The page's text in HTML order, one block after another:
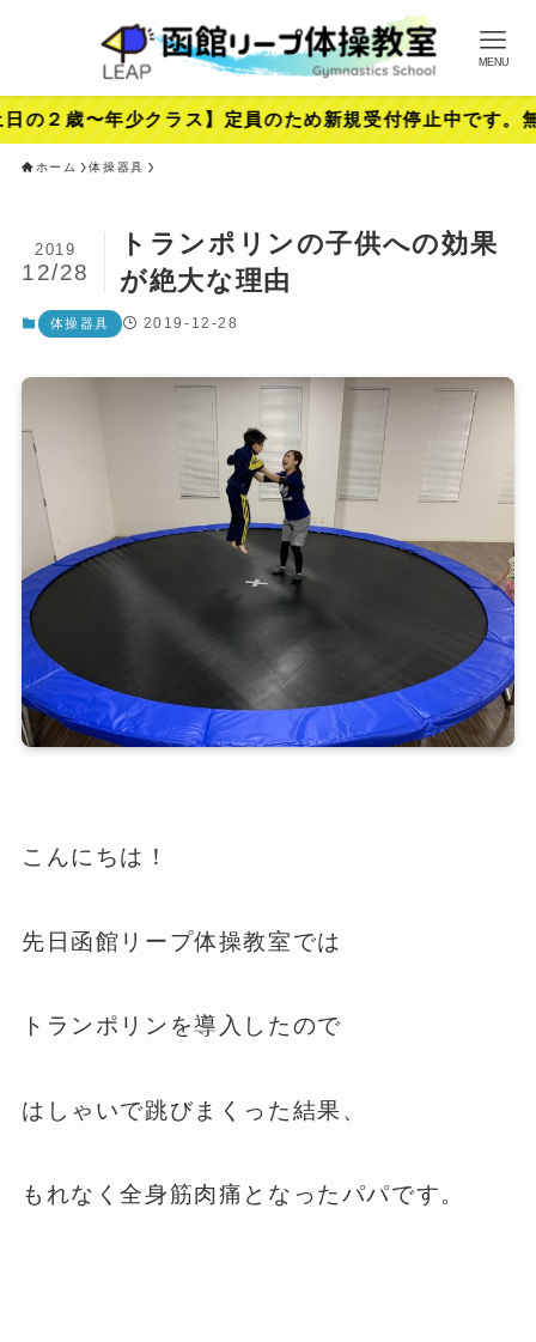
MENU
少クラス】定員のため新規受付停止中です。無料体験や
ホーム 体操器具
トランポリンの子供への効果
が絶大な理由
2019
12/28
体操器具 2019-12-28
こんにちは！
先日函館リープ体操教室では
トランポリンを導入したので
はしゃいで跳びまくった結果、
もれなく全身筋肉痛となったパパです。